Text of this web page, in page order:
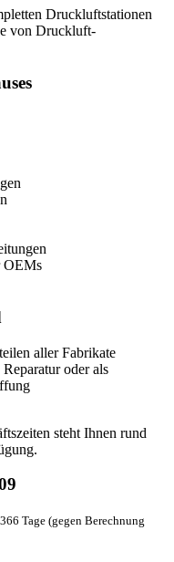
Druckluftstationen
von Druckluft-
OEMs
aller Fabrikate
oder als
steht Ihnen rund
Tage (gegen Berechnung